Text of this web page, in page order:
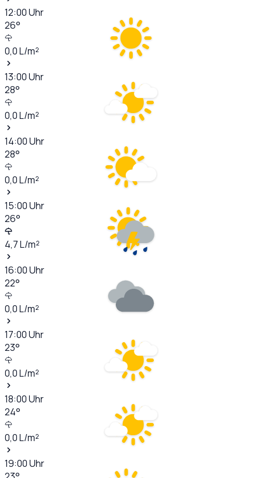
12:00Uhr
26°
0,0L/m²
13:00Uhr
28°
0,0L/m²
14:00Uhr
28°
0,0L/m²
15:00Uhr
26°
4,7L/m²
16:00Uhr
22°
0,0L/m²
17:00Uhr
23°
0,0L/m²
18:00Uhr
24°
0,0L/m²
19:00Uhr